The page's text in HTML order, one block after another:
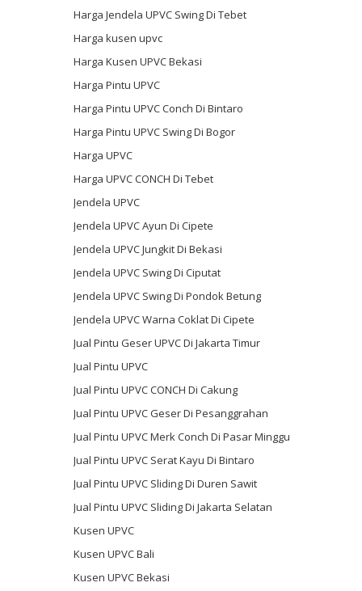
Harga Jendela UPVC Swing Di Tebet
Harga kusen upvc
Harga Kusen UPVC Bekasi
Harga Pintu UPVC
Harga Pintu UPVC Conch Di Bintaro
Harga Pintu UPVC Swing Di Bogor
Harga UPVC
Harga UPVC CONCH Di Tebet
Jendela UPVC
Jendela UPVC Ayun Di Cipete
Jendela UPVC Jungkit Di Bekasi
Jendela UPVC Swing Di Ciputat
Jendela UPVC Swing Di Pondok Betung
Jendela UPVC Warna Coklat Di Cipete
Jual Pintu Geser UPVC Di Jakarta Timur
Jual Pintu UPVC
Jual Pintu UPVC CONCH Di Cakung
Jual Pintu UPVC Geser Di Pesanggrahan
Jual Pintu UPVC Merk Conch Di Pasar Minggu
Jual Pintu UPVC Serat Kayu Di Bintaro
Jual Pintu UPVC Sliding Di Duren Sawit
Jual Pintu UPVC Sliding Di Jakarta Selatan
Kusen UPVC
Kusen UPVC Bali
Kusen UPVC Bekasi